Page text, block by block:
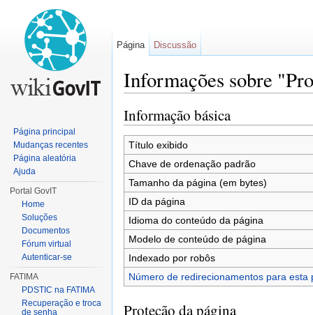
Informações sobre
Informação básica
Título exibido
Chave de ordenação padrão
Tamanho da página (em bytes)
ID da página
Idioma do conteúdo da página
Modelo de conteúdo de página
Indexado por robôs
Número de redirecionamentos para esta
Proteção da página
Página Discussão
Página principal
Mudanças recentes
Página aleatória
Ajuda
Portal GovIT
Home
Soluções
Documentos
Fórum virtual
Autenticar-se
FATIMA
PDSTIC na FATIMA
Recuperação e troca
de senha